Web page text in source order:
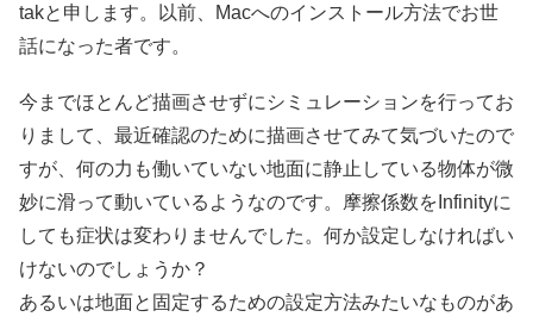
takと申します。以前、Macへのインストール方法でお世
話になった者です。
今までほとんど描画させずにシミュレーションを行ってお
りまして、最近確認のために描画させてみて気づいたので
すが、何の力も働いていない地面に静止している物体が微
妙に滑って動いているようなのです。摩擦係数をInfinityに
しても症状は変わりませんでした。何か設定しなければい
けないのでしょうか？
あるいは地面と固定するための設定方法みたいなものがあ